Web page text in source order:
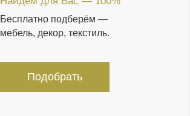
Бесплатно подберём —
мебель, декор, текстиль.
Подобрать